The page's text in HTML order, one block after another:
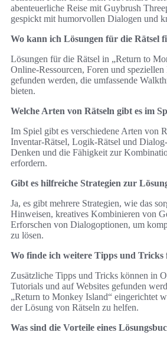
abenteuerliche Reise mit Guybrush
gespickt mit humorvollen Dialogen und
Wo kann ich Lösungen für die Rätsel
Lösungen für die Rätsel in „Return to
Online-Ressourcen, Foren und speziellen
gefunden werden, die umfassende
bieten.
Welche Arten von Rätseln gibt es im
Im Spiel gibt es verschiedene Arten von
Inventar-Rätsel, Logik-Rätsel und
Denken und die Fähigkeit zur
erfordern.
Gibt es hilfreiche Strategien zur
Ja, es gibt mehrere Strategien, wie das
Hinweisen, kreatives Kombinieren von
Erforschen von Dialogoptionen, um
zu lösen.
Wo finde ich weitere Tipps und Tricks
Zusätzliche Tipps und Tricks können in
Tutorials und auf Websites gefunden
„Return to Monkey Island“ eingerichtet
der Lösung von Rätseln zu helfen.
Was sind die Vorteile eines